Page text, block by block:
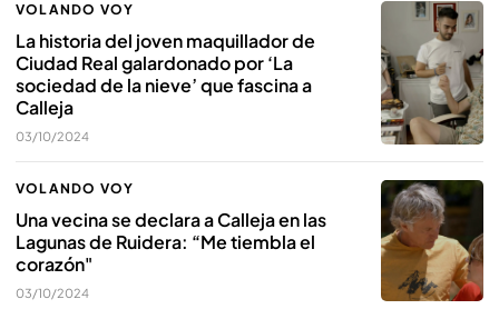
VOLANDO VOY
La historia del joven maquillador de
Ciudad Real galardonado por ‘La
sociedad de la nieve’ que fascina a
Calleja
03/10/2024
VOLANDO VOY
Una vecina se declara a Calleja en las
Lagunas de Ruidera: “Me tiembla el
corazón"
03/10/2024